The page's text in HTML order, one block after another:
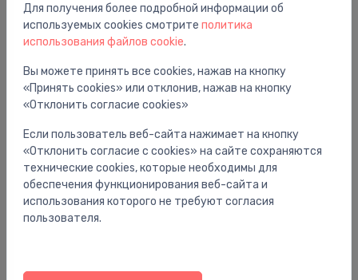
Поручни
matēts nerūsējošais tērauds AISI 304
165.00 €
Для получения более подробной информации об
используемых cookies смотрите политика
использования файлов cookie.
Вы можете принять все cookies, нажав на кнопку
«Принять cookies» или отклонив, нажав на кнопку
«Отклонить согласие cookies»
Если пользователь веб-сайта нажимает на кнопку
«Отклонить согласие с cookies» на сайте сохраняются
технические cookies, которые необходимы для
обеспечения функционирования веб-сайта и
использования которого не требуют согласия
пользователя.